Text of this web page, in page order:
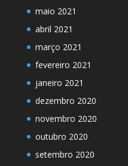
maio 2021
abril 2021
março 2021
fevereiro 2021
janeiro 2021
dezembro 2020
novembro 2020
outubro 2020
setembro 2020